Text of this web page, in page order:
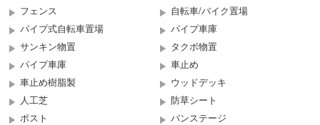
フェンス
自転車/バイク置場
パイプ式自転車置場
パイプ車庫
サンキン物置
タクボ物置
パイプ車庫
車止め
車止め樹脂製
ウッドデッキ
人工芝
防草シート
ポスト
バンステージ